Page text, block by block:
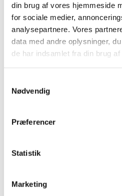
din brug af vores hjemmeside
for sociale medier,
analysepartnere. Vores
data med andre oplysninger,
de har indsamlet fra din brug
Nødvendig
Præferencer
Statistik
Marketing